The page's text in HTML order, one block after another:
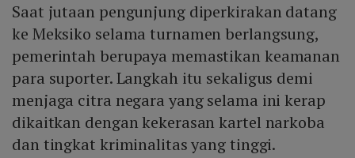
Saat jutaan pengunjung diperkirakan datang
ke Meksiko selama turnamen berlangsung,
pemerintah berupaya memastikan keamanan
para suporter. Langkah itu sekaligus demi
menjaga citra negara yang selama ini kerap
dikaitkan dengan kekerasan kartel narkoba
dan tingkat kriminalitas yang tinggi.